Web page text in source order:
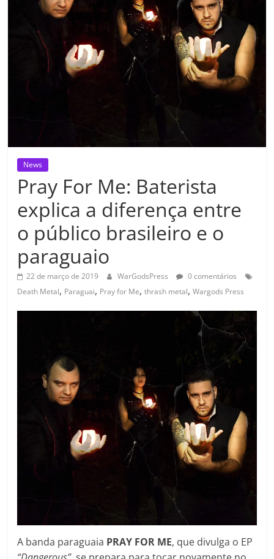
News
Pray For Me: Baterista
explica a diferença entre
o público brasileiro e o
paraguaio
22 de março de 2019 WarGodsPress
0 comentários
Death Metal, Paraguai, Pray for Me,thrash metal,Wargods Press
A banda paraguaia PRAY FOR ME, que divulga o EP